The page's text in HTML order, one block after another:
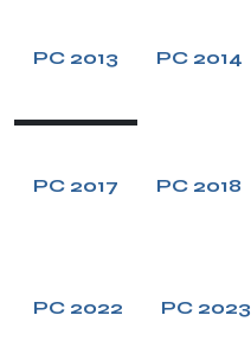
PC 2013 PC 2014
PC 2017 PC 2018
PC 2022 PC 2023